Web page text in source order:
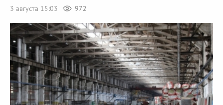
3 августа 15:03
972